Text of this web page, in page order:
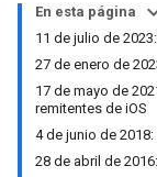
En esta página
11 de julio de
27 de enero de
17 de mayo de
remitentes de iOS
4 de junio de
28 de abril de